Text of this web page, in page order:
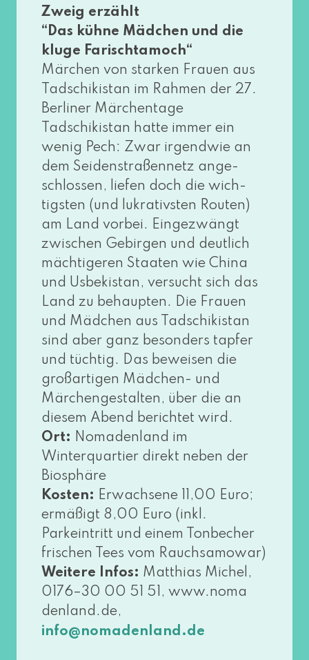
Zweig erzählt
“Das küh­ne Mädchen und die
klu­ge Farischtamoch“
Märchen von star­ken Frauen aus
Tadschikistan im Rahmen der 27.
Berliner Märchentage
Tadschikistan hat­te immer ein
wenig Pech: Zwar irgend­wie an
dem Seidenstraßennetz ange­
schlos­sen, lie­fen doch die wich­
tigs­ten (und lukra­tivs­ten Routen)
am Land vor­bei. Eingezwängt
zwi­schen Gebirgen und deut­lich
mäch­ti­ge­ren Staaten wie China
und Usbekistan, ver­sucht sich das
Land zu behaup­ten. Die Frauen
und Mädchen aus Tadschikistan
sind aber ganz beson­ders tap­fer
und tüch­tig. Das bewei­sen die
groß­ar­ti­gen Mädchen- und
Märchengestalten, über die an
die­sem Abend berich­tet wird.
Ort: Nomadenland im
Winterquartier direkt neben der
Biosphäre
Kosten: Erwachsene 11,00 Euro;
ermä­ßigt 8,00 Euro (inkl.
Parkeintritt und einem Tonbecher
fri­schen Tees vom Rauchsamowar)
Weitere Infos: Matthias Michel,
0176–30 00 51 51, www​.noma​
den​land​.de,
info@​nomadenland.​de